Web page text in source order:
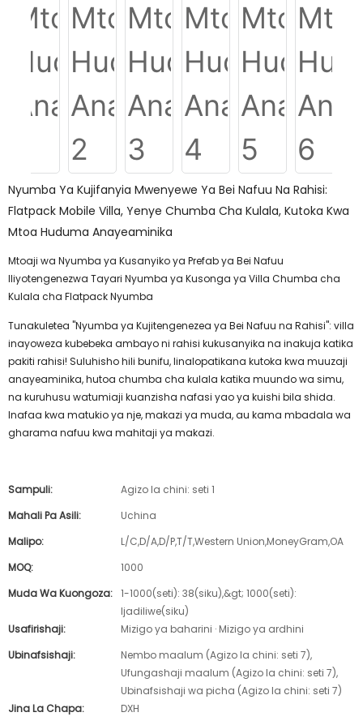
Nyumba Ya Kujifanyia Mwenyewe Ya Bei Nafuu Na Rahisi:
Flatpack Mobile Villa, Yenye Chumba Cha Kulala, Kutoka Kwa
Mtoa Huduma Anayeaminika
Mtoaji wa Nyumba ya Kusanyiko ya Prefab ya Bei Nafuu
Iliyotengenezwa Tayari Nyumba ya Kusonga ya Villa Chumba cha
Kulala cha Flatpack Nyumba
Tunakuletea "Nyumba ya Kujitengenezea ya Bei Nafuu na Rahisi": villa
inayoweza kubebeka ambayo ni rahisi kukusanyika na inakuja katika
pakiti rahisi! Suluhisho hili bunifu, linalopatikana kutoka kwa muuzaji
anayeaminika, hutoa chumba cha kulala katika muundo wa simu,
na kuruhusu watumiaji kuanzisha nafasi yao ya kuishi bila shida.
Inafaa kwa matukio ya nje, makazi ya muda, au kama mbadala wa
gharama nafuu kwa mahitaji ya makazi.
Sampuli:
Agizo la chini: seti 1
Mahali Pa Asili:
Uchina
Malipo:
L/C,D/A,D/P,T/T,Western Union,MoneyGram,OA
MOQ:
1000
Muda Wa Kuongoza: 1-1000(seti): 38(siku),&gt; 1000(seti):
Ijadiliwe(siku)
Usafirishaji:
Mizigo ya baharini · Mizigo ya ardhini
Ubinafsishaji:
Nembo maalum (Agizo la chini: seti 7),
Ufungashaji maalum (Agizo la chini: seti 7),
Ubinafsishaji wa picha (Agizo la chini: seti 7)
Jina La Chapa:
DXH